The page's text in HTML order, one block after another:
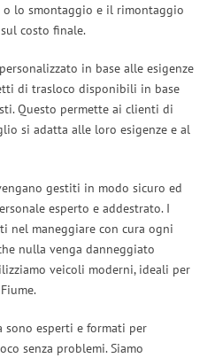
lo smontaggio e il rimontaggio
costo finale.
in base alle esigenze
di trasloco disponibili in base
Questo permette ai clienti di
si adatta alle loro esigenze e al
gestiti in modo sicuro ed
esperto e addestrato. I
nel maneggiare con cura ogni
nulla venga danneggiato
veicoli moderni, ideali per
sono esperti e formati per
senza problemi. Siamo